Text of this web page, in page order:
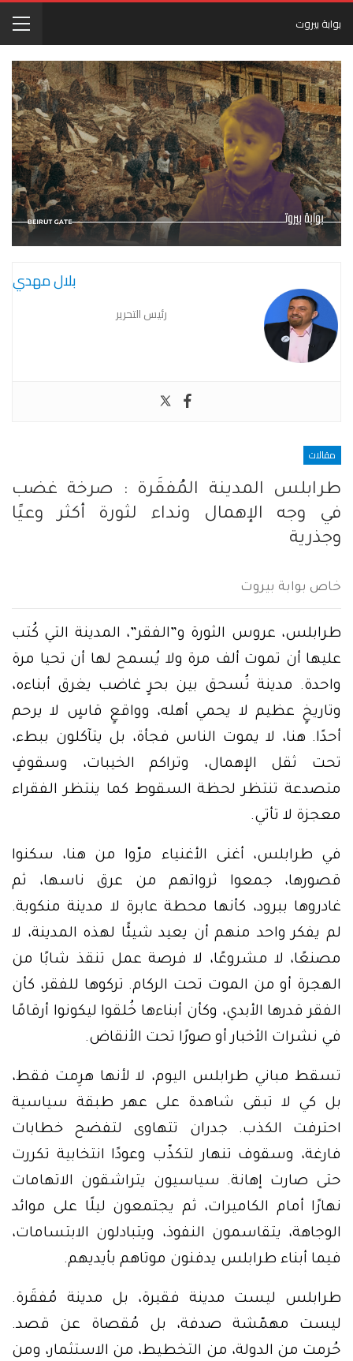
بوابة بيروت
بلال مهدي
رئيس التحرير
مقالات
طرابلس المدينة المُفقَرة : صرخة غضب
في وجه الإهمال ونداء لثورة أكثر وعيًا
وجذرية
خاص بوابة بيروت
طرابلس، عروس الثورة و”الفقر”، المدينة التي كُتب
عليها أن تموت ألف مرة ولا يُسمح لها أن تحيا مرة
واحدة. مدينة تُسحق بين بحرٍ غاضب يغرق أبناءه،
وتاريخٍ عظيم لا يحمي أهله، وواقعٍ قاسٍ لا يرحم
أحدًا. هنا، لا يموت الناس فجأة، بل يتآكلون ببطء،
تحت ثقل الإهمال، وتراكم الخيبات، وسقوفٍ
متصدعة تنتظر لحظة السقوط كما ينتظر الفقراء
معجزة لا تأتي.
في طرابلس، أغنى الأغنياء مرّوا من هنا، سكنوا
قصورها، جمعوا ثرواتهم من عرق ناسها، ثم
غادروها ببرود، كأنها محطة عابرة لا مدينة منكوبة.
لم يفكر واحد منهم أن يعيد شيئًا لهذه المدينة، لا
مصنعًا، لا مشروعًا، لا فرصة عمل تنقذ شابًا من
الهجرة أو من الموت تحت الركام. تركوها للفقر، كأن
الفقر قدرها الأبدي، وكأن أبناءها خُلقوا ليكونوا أرقامًا
في نشرات الأخبار أو صورًا تحت الأنقاض.
تسقط مباني طرابلس اليوم، لا لأنها هرِمت فقط،
بل كي لا تبقى شاهدة على عهر طبقة سياسية
احترفت الكذب. جدران تتهاوى لتفضح خطابات
فارغة، وسقوف تنهار لتكذّب وعودًا انتخابية تكررت
حتى صارت إهانة. سياسيون يتراشقون الاتهامات
نهارًا أمام الكاميرات، ثم يجتمعون ليلًا على موائد
الوجاهة، يتقاسمون النفوذ، ويتبادلون الابتسامات،
فيما أبناء طرابلس يدفنون موتاهم بأيديهم.
طرابلس ليست مدينة فقيرة، بل مدينة مُفقَرة.
ليست مهمّشة صدفة، بل مُقصاة عن قصد.
حُرمت من الدولة، من التخطيط، من الاستثمار، ومن